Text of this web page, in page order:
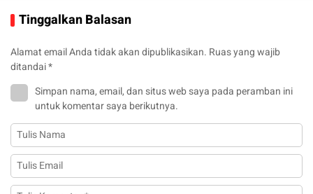
Tinggalkan Balasan
Alamat email Anda tidak akan dipublikasikan. Ruas yang wajib
ditandai*
Simpan nama, email, dan situs web saya pada peramban ini
untuk komentar saya berikutnya.